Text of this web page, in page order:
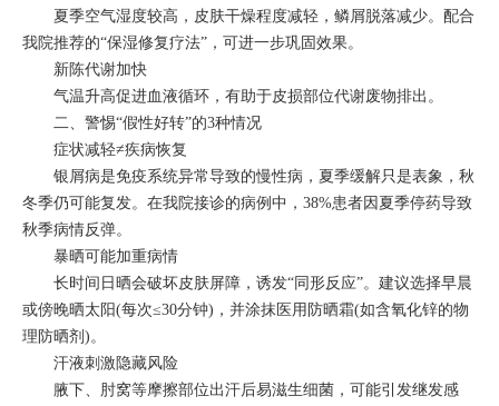
夏季空气湿度较高，皮肤干燥程度减轻，鳞屑脱落减少。配合
我院推荐的“保湿修复疗法”，可进一步巩固效果。
新陈代谢加快
气温升高促进血液循环，有助于皮损部位代谢废物排出。
二、警惕“假性好转”的3种情况
症状减轻≠疾病恢复
银屑病是免疫系统异常导致的慢性病，夏季缓解只是表象，秋
冬季仍可能复发。在我院接诊的病例中，38%患者因夏季停药导致
秋季病情反弹。
暴晒可能加重病情
长时间日晒会破坏皮肤屏障，诱发“同形反应”。建议选择早晨
或傍晚晒太阳(每次≤30分钟)，并涂抹医用防晒霜(如含氧化锌的物
理防晒剂)。
汗液刺激隐藏风险
腋下、肘窝等摩擦部位出汗后易滋生细菌，可能引发继发感